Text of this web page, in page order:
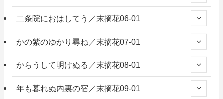
二条院におはしてう／末摘花06-01
かの紫のゆかり尋ね／末摘花07-01
からうして明けぬる／末摘花08-01
年も暮れぬ内裏の宿／末摘花09-01